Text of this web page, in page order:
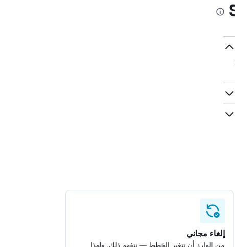
إلغاء مجاني
من الوارد أن تتغير الخطط — نتفهم ذلك. ولهذا